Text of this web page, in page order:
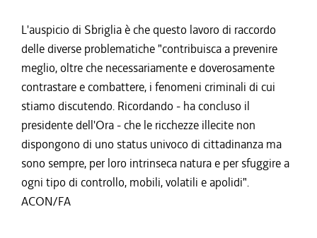
L'auspicio di Sbriglia è che questo lavoro di raccordo
delle diverse problematiche "contribuisca a prevenire
meglio, oltre che necessariamente e doverosamente
contrastare e combattere, i fenomeni criminali di cui
stiamo discutendo. Ricordando - ha concluso il
presidente dell'Ora - che le ricchezze illecite non
dispongono di uno status univoco di cittadinanza ma
sono sempre, per loro intrinseca natura e per sfuggire a
ogni tipo di controllo, mobili, volatili e apolidi".
ACON/FA